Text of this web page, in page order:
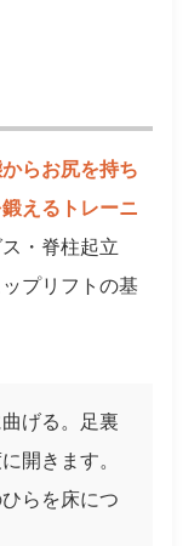
らお尻を持ち
えるトレーニ
・脊柱起立
プリフトの基
げる。足裏
開きます。
らを床につ